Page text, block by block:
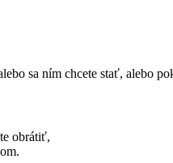
sa ním chcete stať, alebo
obrátiť,